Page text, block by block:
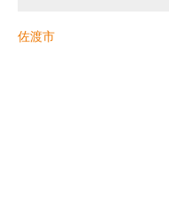
佐渡市